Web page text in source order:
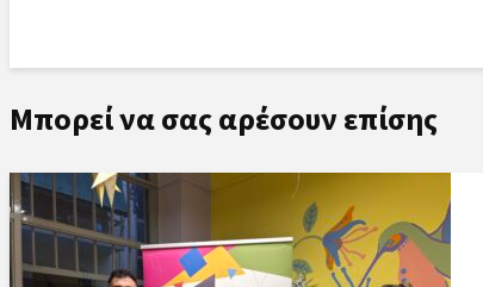
Μπορεί να σας αρέσουν επίσης